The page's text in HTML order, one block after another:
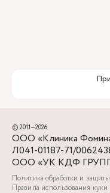
© 2011—2026
ООО «Клиника
Л041-01187-71/
ООО «УК КДФ
Политика обработки и
Правила использования куки